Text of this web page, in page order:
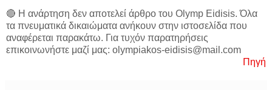
🔴 Η ανάρτηση δεν αποτελεί άρθρο του Olymp Eidisis. Όλα
τα πνευματικά δικαιώματα ανήκουν στην ιστοσελίδα που
αναφέρεται παρακάτω. Για τυχόν παρατηρήσεις
επικοινωνήστε μαζί μας: olympiakos-eidisis@mail.com
Πηγή